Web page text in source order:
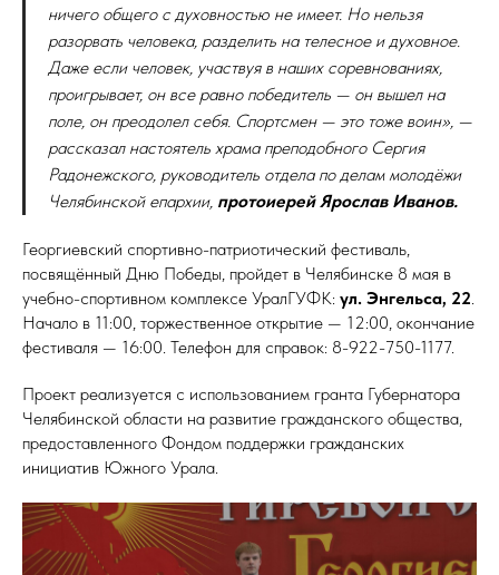
ничего общего с духовностью не имеет. Но нельзя
разорвать человека, разделить на телесное и духовное.
Даже если человек, участвуя в наших соревнованиях,
проигрывает, он все равно победитель — он вышел на
поле, он преодолел себя. Спортсмен — это тоже воин», —
рассказал настоятель храма преподобного Сергия
Радонежского, руководитель отдела по делам молодёжи
Челябинской епархии, протоиерей Ярослав Иванов.
Георгиевский спортивно-патриотический фестиваль,
посвящённый Дню Победы, пройдет в Челябинске 8 мая в
учебно-спортивном комплексе УралГУФК: ул. Энгельса, 22
Начало в 11:00, торжественное открытие — 12:00, окончание
фестиваля — 16:00. Телефон для справок: 8-922-750-1177.
Проект реализуется с использованием гранта Губернатора
Челябинской области на развитие гражданского общества,
предоставленного Фондом поддержки гражданских
инициатив Южного Урала.